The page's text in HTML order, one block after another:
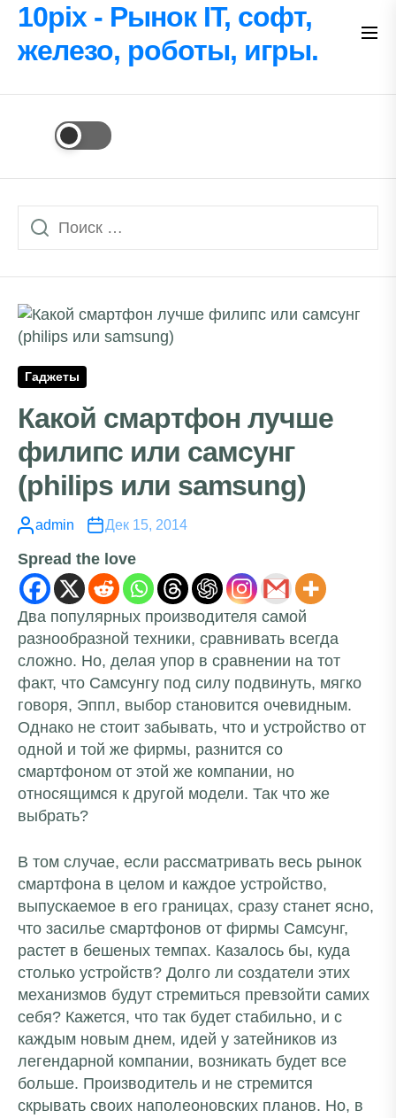
Перейти
содержимому
10pix - Рынок IT, софт,
железо, роботы, игры.
Гаджеты
Какой смартфон лучше
филипс или самсунг
(philips или samsung)
admin Дек 15, 2014
Spread the love
Два популярных производителя самой
разнообразной техники, сравнивать всегда
сложно. Но, делая упор в сравнении на тот
факт, что Самсунгу под силу подвинуть, мягко
говоря, Эппл, выбор становится очевидным.
Однако не стоит забывать, что и устройство от
одной и той же фирмы, разнится со
смартфоном от этой же компании, но
относящимся к другой модели. Так что же
выбрать?
В том случае, если рассматривать весь рынок
смартфона в целом и каждое устройство,
выпускаемое в его границах, сразу станет ясно,
что засилье смартфонов от фирмы Самсунг,
растет в бешеных темпах. Казалось бы, куда
столько устройств? Долго ли создатели этих
механизмов будут стремиться превзойти самих
себя? Кажется, что так будет стабильно, и с
каждым новым днем, идей у затейников из
легендарной компании, возникать будет все
больше. Производитель и не стремится
скрывать своих наполеоновских планов. Но, в